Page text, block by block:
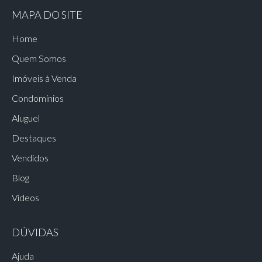
MAPA DO SITE
Home
Quem Somos
Imóveis à Venda
Condomínios
Aluguel
Destaques
Vendidos
Blog
Vídeos
DÚVIDAS
Ajuda